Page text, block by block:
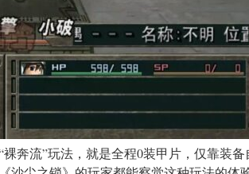
奔流”玩法，就是全程0装甲片，仅靠装备